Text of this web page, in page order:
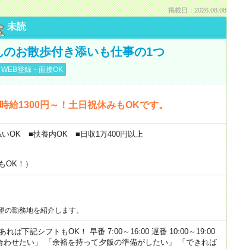
掲載日：2026.08.08
未読
のお散歩付き添いも仕事の1つ
WEB登録・面接OK
1300円～！土日祝休みもOKです。
OK ■扶養内OK ■日収1万400円以上
OK！）
勤務地を紹介します。
れば下記シフトもOK！ 早番 7:00～16:00 遅番 10:00～19:00
せたい」 「余裕を持って夕飯の準備がしたい」 「できれば